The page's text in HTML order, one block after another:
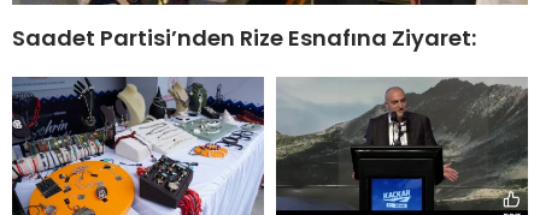
Saadet Partisi’nden Rize Esnafına Ziyaret: